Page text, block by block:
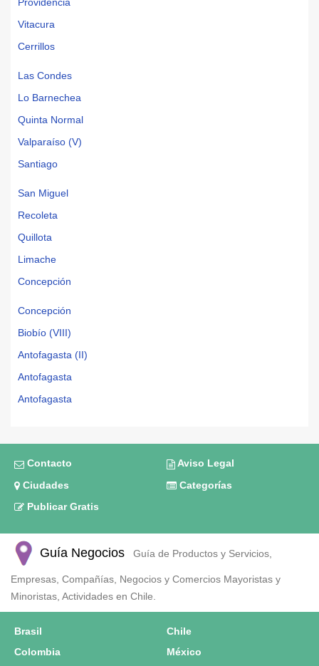
Providencia
Vitacura
Cerrillos
Las Condes
Lo Barnechea
Quinta Normal
Valparaíso (V)
Santiago
San Miguel
Recoleta
Quillota
Limache
Concepción
Concepción
Biobío (VIII)
Antofagasta (II)
Antofagasta
Antofagasta
Contacto
Aviso Legal
Ciudades
Categorías
Publicar Gratis
Guía Negocios Guía de Productos y Servicios,
Empresas, Compañías, Negocios y Comercios Mayoristas y
Minoristas, Actividades en Chile.
Brasil
Chile
Colombia
México